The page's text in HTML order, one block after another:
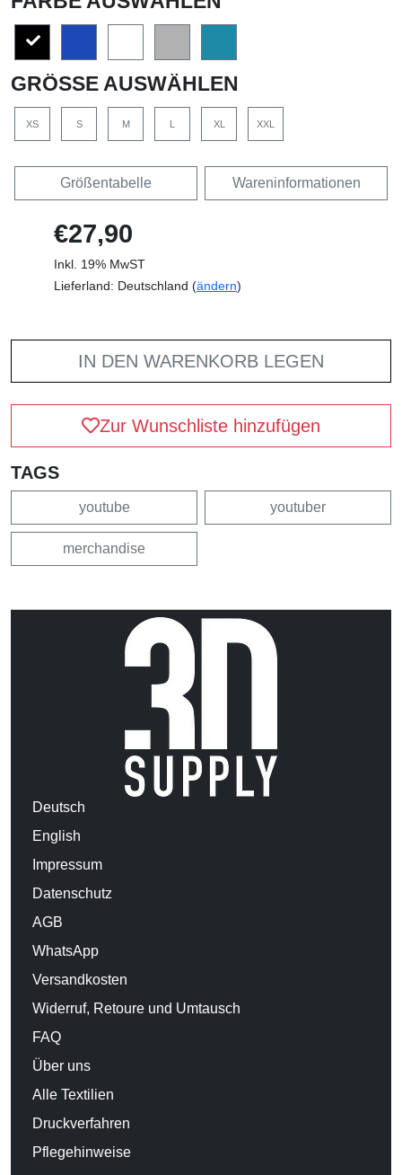
GRÖSSE AUSWÄHLEN
XS S M XL XXL
Größentabelle Wareninformationen
€27,90
Inkl. 19% MwST
Lieferland: Deutschland (ändern)
IN DEN WARENKORB LEGEN
Zur Wunschliste hinzufügen
TAGS
youtube youtuber
merchandise
Deutsch
English
Impressum
Datenschutz
AGB
WhatsApp
Versandkosten
Widerruf, Retoure und Umtausch
FAQ
Über uns
Alle Textilien
Druckverfahren
Pflegehinweise